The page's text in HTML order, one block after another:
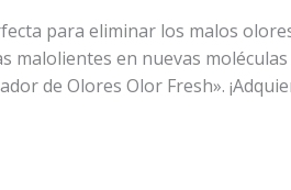
para eliminar los malos
malolientes en nuevas
de Olores Olor Fresh».